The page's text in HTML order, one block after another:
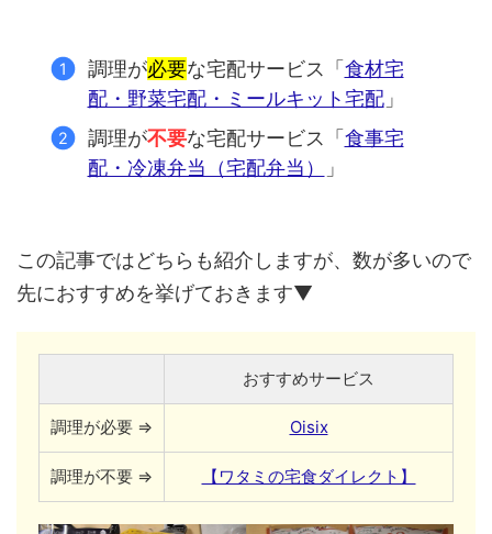
調理が必要な宅配サービス「食材宅
配・野菜宅配・ミールキット宅配」
調理が不要な宅配サービス「食事宅
配・冷凍弁当（宅配弁当）
」
この記事ではどちらも紹介しますが、数が多いので
先におすすめを挙げておきます▼
おすすめサービス
調理が必要 ⇒ Oisix
調理が不要 ⇒ 【ワタミの宅食ダイレクト】